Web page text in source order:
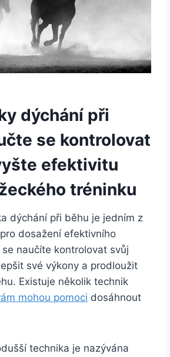
dýchání při
se kontrolovat
efektivitu
tréninku
dýchání při běhu je jedním z
dosažení efektivního
naučíte kontrolovat svůj
své výkony a prodloužit
Existuje několik technik
mohou pomoci dosáhnout
technika je nazývána